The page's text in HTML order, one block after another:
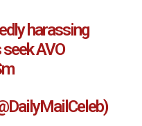
harassing
AVO